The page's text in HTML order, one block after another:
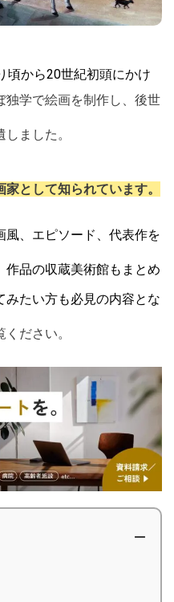
頃から20世紀初頭にかけ
独学で絵画を制作し、後世
ました。
として知られています。
、エピソード、代表作を
作品の収蔵美術館もまとめ
たい方も必見の内容とな
ださい。